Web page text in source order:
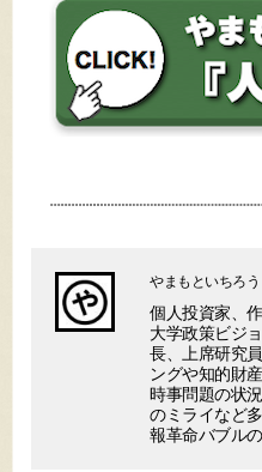
やまもといちろう
個人投資家、
大学政策ビジ
長、上席研究
ングや知的財
時事問題の状
のミライなど
報革命バブル